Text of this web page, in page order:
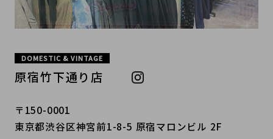
DOMESTIC & VINTAGE
原宿竹下通り店
〒150-0001
東京都渋谷区神宮前1-8-5 原宿マロンビル 2F